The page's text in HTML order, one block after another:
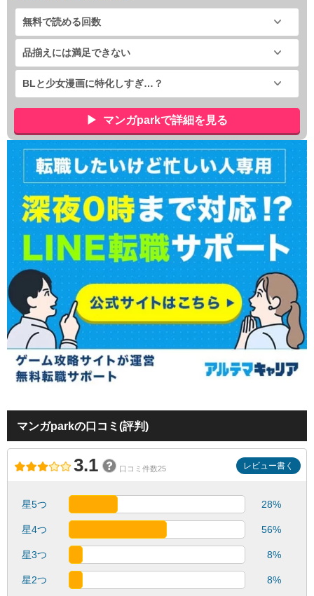
無料で読める回数
品揃えには満足できない
BLと少女漫画に特化しすぎ…？
マンガparkで詳細を見る
マンガparkの口コミ(評判)
3.1 口コミ件数25 レビュー書く
星5つ 28%
星4つ 56%
星3つ 8%
星2つ 8%